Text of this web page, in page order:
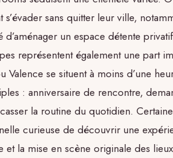
s’évader sans quitter leur ville,
d’aménager un espace détente
représentent également une part
Valence se situent à moins d’une
: anniversaire de rencontre,
la routine du quotidien.
curieuse de découvrir une
et la mise en scène originale des